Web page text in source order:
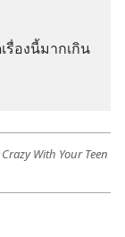
รื่อง​นี้​มาก​เกิน​
With Your Teen